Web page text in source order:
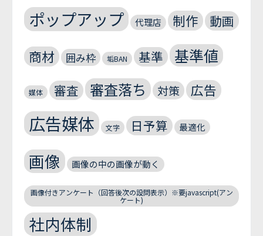
ポップアップ 代理店 制作 動画
商材 囲み枠 垢BAN 基準 基準値
媒体 審査 審査落ち 対策 広告
広告媒体 文字 日予算 最適化
画像 画像の中の画像が動く
画像付きアンケート（回答後次の設問表示）※要javascript(アン
ケート)
社内体制